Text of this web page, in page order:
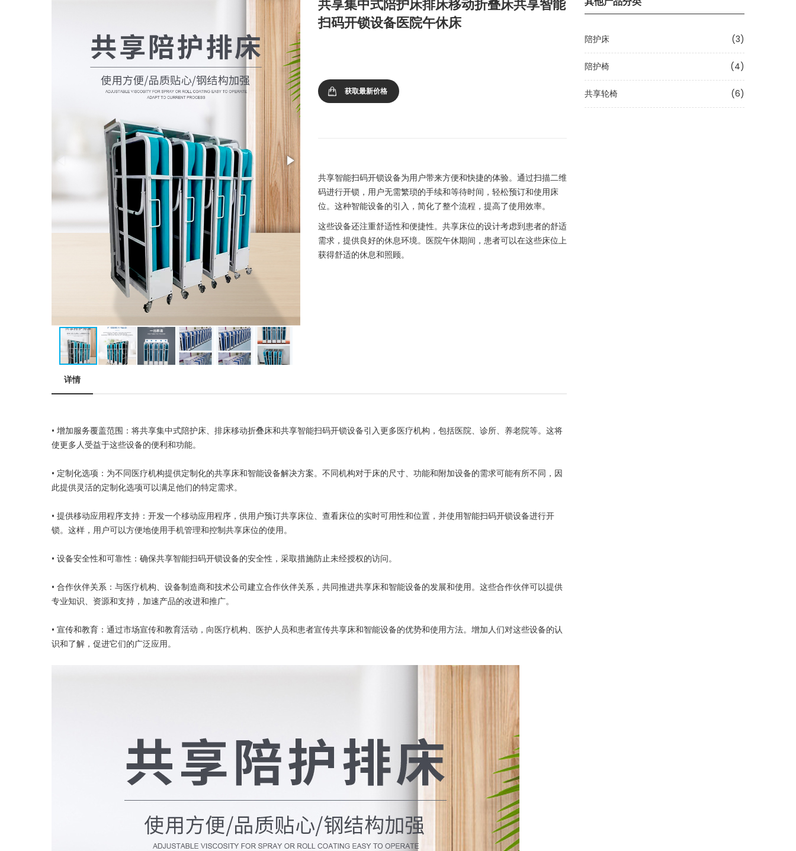
共享集中式陪护床排床移动折叠床共享智能
扫码开锁设备医院午休床
获取最新价格
共享智能扫码开锁设备为用户带来方便和快捷的体验。通过扫描二维
码进行开锁，用户无需繁琐的手续和等待时间，轻松预订和使用床
位。这种智能设备的引入，简化了整个流程，提高了使用效率。
这些设备还注重舒适性和便捷性。共享床位的设计考虑到患者的舒适
需求，提供良好的休息环境。医院午休期间，患者可以在这些床位上
获得舒适的休息和照顾。
详情
• 增加服务覆盖范围：将共享集中式陪护床、排床移动折叠床和共享智能扫码开锁设备引入更多医疗机构，包括医院、诊所、养老院等。这将
使更多人受益于这些设备的便利和功能。
• 定制化选项：为不同医疗机构提供定制化的共享床和智能设备解决方案。不同机构对于床的尺寸、功能和附加设备的需求可能有所不同，因
此提供灵活的定制化选项可以满足他们的特定需求。
• 提供移动应用程序支持：开发一个移动应用程序，供用户预订共享床位、查看床位的实时可用性和位置，并使用智能扫码开锁设备进行开
锁。这样，用户可以方便地使用手机管理和控制共享床位的使用。
• 设备安全性和可靠性：确保共享智能扫码开锁设备的安全性，采取措施防止未经授权的访问。
• 合作伙伴关系：与医疗机构、设备制造商和技术公司建立合作伙伴关系，共同推进共享床和智能设备的发展和使用。这些合作伙伴可以提供
专业知识、资源和支持，加速产品的改进和推广。
• 宣传和教育：通过市场宣传和教育活动，向医疗机构、医护人员和患者宣传共享床和智能设备的优势和使用方法。增加人们对这些设备的认
识和了解，促进它们的广泛应用。
陪护床 (3)
陪护椅 (4)
共享轮椅 (6)